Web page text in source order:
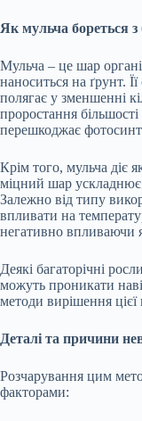
Як мульча бореться з
Мульча – це шар
наноситься на ґрунт.
полягає у зменшенні
проростання
перешкоджає
Крім того, мульча діє
міцний шар
Залежно від типу
впливати на
негативно впливаючи
Деякі багаторічні
можуть проникати
методи вирішення
Деталі та причини
Розчарування цим
факторами: